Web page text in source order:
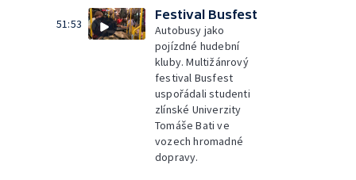
51:53
Festival Busfest
Autobusy jako
pojízdné hudební
kluby. Multižánrový
festival Busfest
uspořádali studenti
zlínské Univerzity
Tomáše Bati ve
vozech hromadné
dopravy.